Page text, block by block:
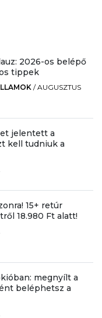
2026-os belépő
tippek
/AUGUSZTUS
jelentett a
kell tudniuk a
15+ retúr
18.980 Ft alatt!
megnyílt a
beléphetsz a